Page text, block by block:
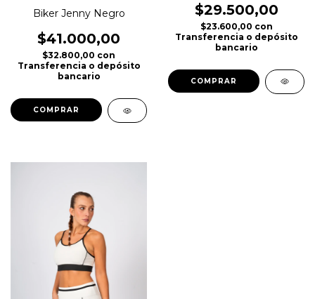
Biker Jenny Negro
$41.000,00
$32.800,00 con
Transferencia o depósito
bancario
COMPRAR
$29.500,00
$23.600,00 con
Transferencia o depósito
bancario
COMPRAR